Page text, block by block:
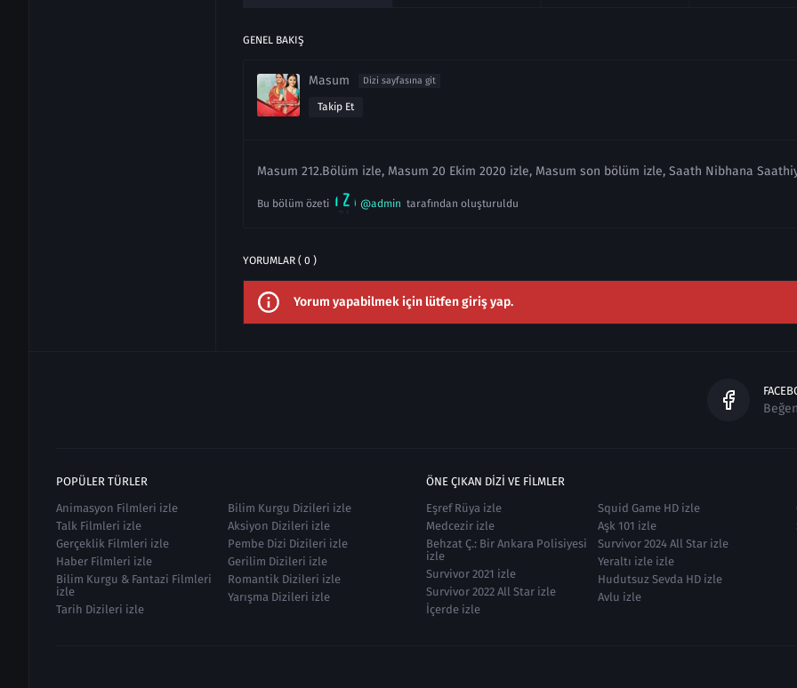
GENEL BAKIŞ
Masum Dizi sayfasına git
Takip Et
Masum 212.Bölüm izle, Masum 20 Ekim 2020 izle, Masum son bölüm izle, Saath Nibhana
Bu bölüm özeti @admin tarafından oluşturuldu
YORUMLAR ( 0 )
Yorum yapabilmek için lütfen giriş yap.
Beğen
POPÜLER TÜRLER
Animasyon Filmleri izle
Talk Filmleri izle
Gerçeklik Filmleri izle
Haber Filmleri izle
Bilim Kurgu & Fantazi Filmleri
izle
Tarih Dizileri izle
Bilim Kurgu Dizileri izle
Aksiyon Dizileri izle
Pembe Dizi Dizileri izle
Gerilim Dizileri izle
Romantik Dizileri izle
Yarışma Dizileri izle
ÖNE ÇIKAN DIZI VE FILMLER
Eşref Rüya izle
Medcezir izle
Behzat Ç.: Bir Ankara Polisiyesi
izle
Survivor 2021 izle
Survivor 2022 All Star izle
İçerde izle
Squid Game HD izle
Aşk 101 izle
Survivor 2024 All Star izle
Yeraltı izle izle
Hudutsuz Sevda HD izle
Avlu izle